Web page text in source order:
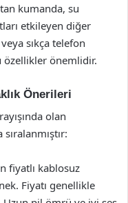
kumanda, su
etkileyen diğer
sıkça telefon
özellikler önemlidir.
Önerileri
olan
fiyatlı kablosuz
Fiyatı genellikle